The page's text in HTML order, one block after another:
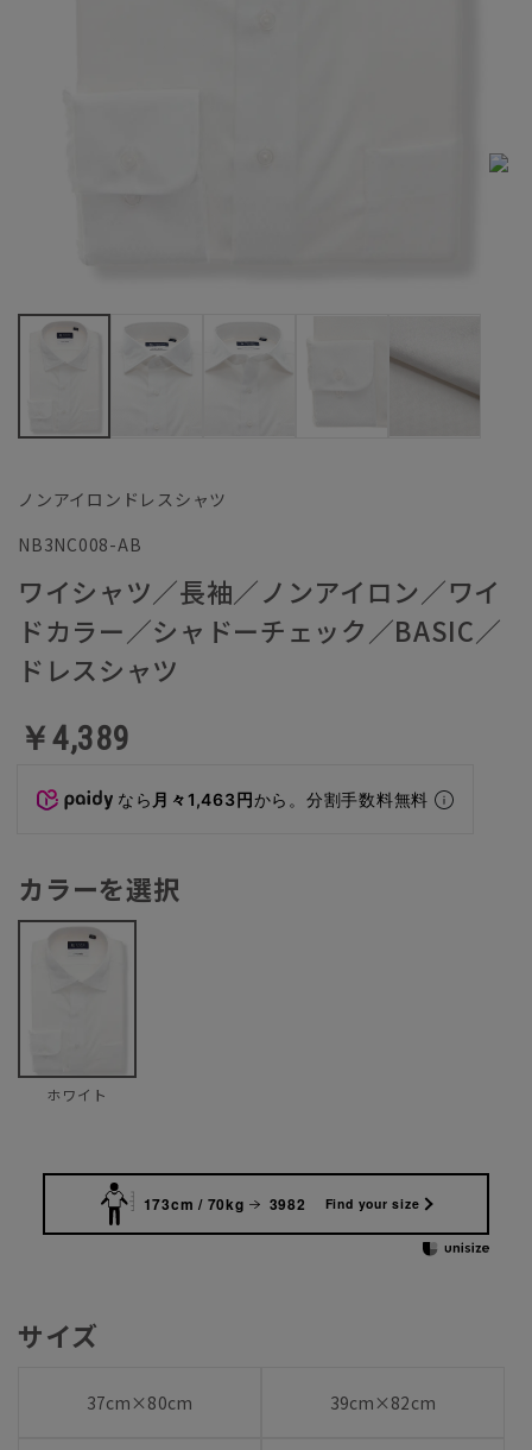
ノンアイロンドレスシャツ
NB3NC008-AB
ワイシャツ／長袖／ノンアイロン／ワイ
ドカラー／シャドーチェック／BASIC／
ドレスシャツ
￥4,389
なら 月々1,463円から。分割手数料無料
カラーを選択
ホワイト
173cm / 70kg 3982 Find your size
サイズ
37cm×80cm 39cm×82cm